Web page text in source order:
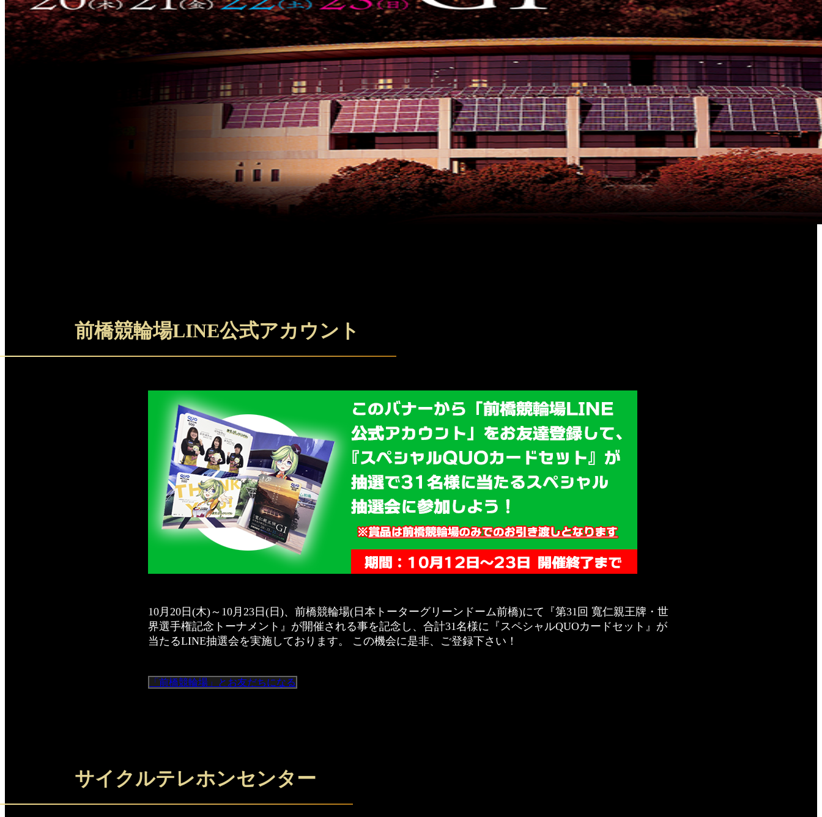
前橋競輪場LINE公式アカウント
10月20日(木)～10月23日(日)、前橋競輪場(日本トーターグリーンドーム前橋)にて『第31回 寬仁親王牌・世
界選手権記念トーナメント』が開催される事を記念し、合計31名様に『スペシャルQUOカードセット』が
当たるLINE抽選会を実施しております。 この機会に是非、ご登録下さい！
「前橋競輪場」とお友だちになる
サイクルテレホンセンター